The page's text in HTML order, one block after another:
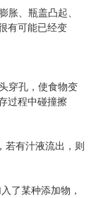
胀、瓶盖凸起、
有可能已经变
穿孔，使食物变
过程中碰撞擦
若有汁液流出，则
了某种添加物，